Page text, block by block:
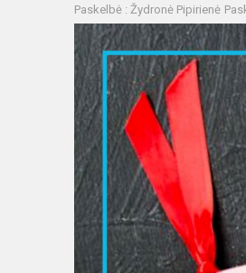
Paskelbė : Žydronė Pipirienė